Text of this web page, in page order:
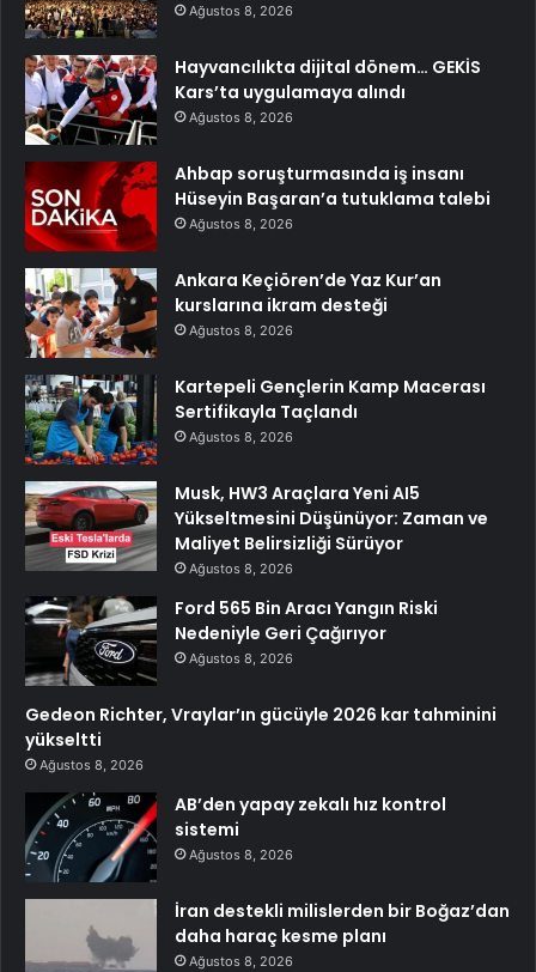
Ağustos 8, 2026
Hayvancılıkta dijital dönem… GEKİS
Kars’ta uygulamaya alındı
Ağustos 8, 2026
Ahbap soruşturmasında iş insanı
Hüseyin Başaran’a tutuklama talebi
Ağustos 8, 2026
Ankara Keçiören’de Yaz Kur’an
kurslarına ikram desteği
Ağustos 8, 2026
Kartepeli Gençlerin Kamp Macerası
Sertifikayla Taçlandı
Ağustos 8, 2026
Musk, HW3 Araçlara Yeni AI5
Yükseltmesini Düşünüyor: Zaman ve
Maliyet Belirsizliği Sürüyor
Ağustos 8, 2026
Ford 565 Bin Aracı Yangın Riski
Nedeniyle Geri Çağırıyor
Ağustos 8, 2026
Gedeon Richter, Vraylar’ın gücüyle 2026 kar tahminini
yükseltti
Ağustos 8, 2026
AB’den yapay zekalı hız kontrol
sistemi
Ağustos 8, 2026
İran destekli milislerden bir Boğaz’dan
daha haraç kesme planı
Ağustos 8, 2026